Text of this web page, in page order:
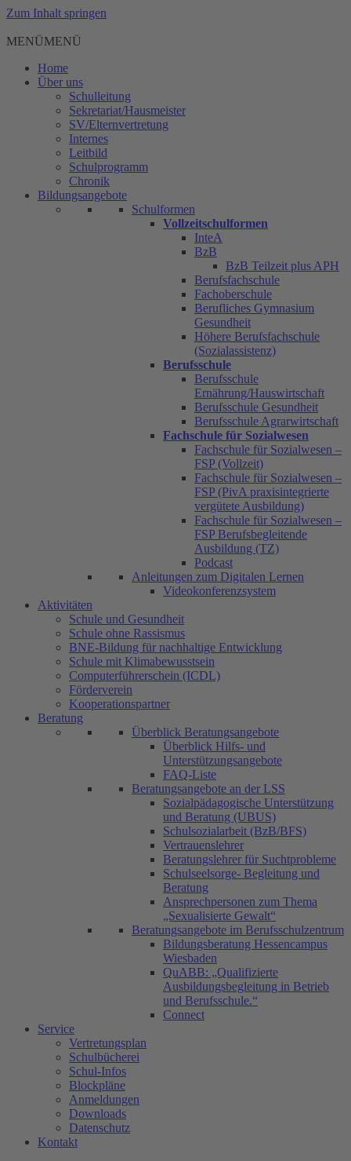
Zum Inhalt springen
MENÜMENÜ
Home
Über uns
Schulleitung
Sekretariat/Hausmeister
SV/Elternvertretung
Internes
Leitbild
Schulprogramm
Chronik
Bildungsangebote
Schulformen
Vollzeitschulformen
InteA
BzB
BzB Teilzeit plus APH
Berufsfachschule
Fachoberschule
Berufliches Gymnasium
Gesundheit
Höhere Berufsfachschule
(Sozialassistenz)
Berufsschule
Berufsschule
Ernährung/Hauswirtschaft
Berufsschule Gesundheit
Berufsschule Agrarwirtschaft
Fachschule für Sozialwesen
Fachschule für Sozialwesen –
FSP (Vollzeit)
Fachschule für Sozialwesen –
FSP (PivA praxisintegrierte
vergütete Ausbildung)
Fachschule für Sozialwesen –
FSP Berufsbegleitende
Ausbildung (TZ)
Podcast
Anleitungen zum Digitalen Lernen
Videokonferenzsystem
Aktivitäten
Schule und Gesundheit
Schule ohne Rassismus
BNE-Bildung für nachhaltige Entwicklung
Schule mit Klimabewusstsein
Computerführerschein (ICDL)
Förderverein
Kooperationspartner
Beratung
Überblick Beratungsangebote
Überblick Hilfs- und
Unterstützungsangebote
FAQ-Liste
Beratungsangebote an der LSS
Sozialpädagogische Unterstützung
und Beratung (UBUS)
Schulsozialarbeit (BzB/BFS)
Vertrauenslehrer
Beratungslehrer für Suchtprobleme
Schulseelsorge- Begleitung und
Beratung
Ansprechpersonen zum Thema
„Sexualisierte Gewalt“
Beratungsangebote im Berufsschulzentrum
Bildungsberatung Hessencampus
Wiesbaden
QuABB: „Qualifizierte
Ausbildungsbegleitung in Betrieb
und Berufsschule.“
Connect
Service
Vertretungsplan
Schulbücherei
Schul-Infos
Blockpläne
Anmeldungen
Downloads
Datenschutz
Kontakt